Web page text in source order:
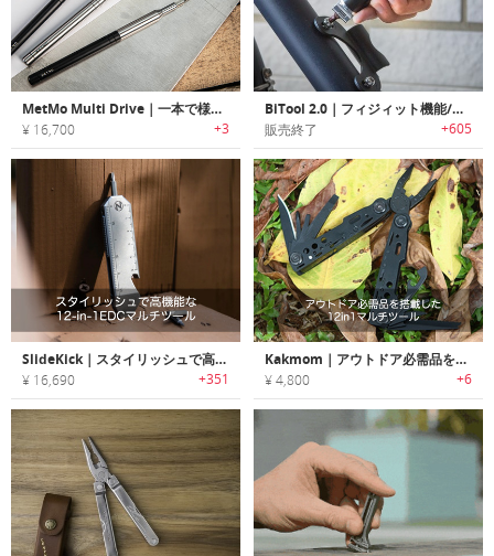
MetMo Multi Drive｜一本で様々な作業の効率が向上するマルチツール
¥ 16,700 +3
BiTool 2.0｜フィジィット機能/フラッシュライト付きキーホルダーサイズマルチツール「バイツール2.0」
販売終了 +605
SlideKick｜スタイリッシュで高機能な12-in-1EDCマルチツール「スライドキック」
¥ 16,690 +351
Kakmom｜アウトドア必需品を搭載した12in1マルチツール
¥ 4,800 +6